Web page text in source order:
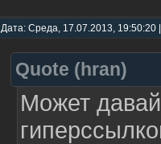
Дата: Среда, 17.07.2013,
Quote (hran)
Может